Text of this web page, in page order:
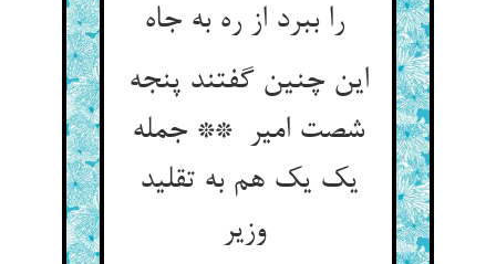
را ببرد از ره به جاه
این چنین گفتند پنجه
شصت امیر ** جمله
یک یک هم به تقلید
وزیر